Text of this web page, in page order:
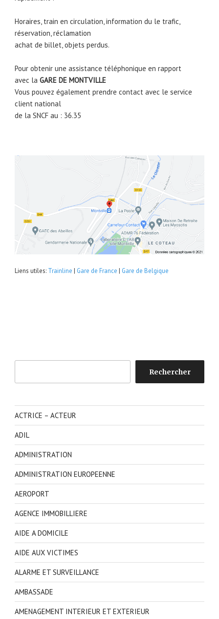
Horaires, train en circulation, information du le trafic,
réservation, réclamation
achat de billet, objets perdus.
Pour obtenir une assistance téléphonique en rapport
avec la GARE DE MONTVILLE
Vous pouvez également prendre contact avec le service
client national
de la SNCF au : 36.35
Liens utiles: Trainline | Gare de France | Gare de Belgique
Rechercher
ACTRICE – ACTEUR
ADIL
ADMINISTRATION
ADMINISTRATION EUROPEENNE
AEROPORT
AGENCE IMMOBILLIERE
AIDE A DOMICILE
AIDE AUX VICTIMES
ALARME ET SURVEILLANCE
AMBASSADE
AMENAGEMENT INTERIEUR ET EXTERIEUR